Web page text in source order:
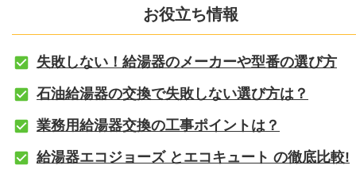
お役立ち情報
失敗しない！給湯器のメーカーや型番の選び方
石油給湯器の交換で失敗しない選び方は？
業務用給湯器交換の工事ポイントは？
給湯器エコジョーズ とエコキュート の徹底比較!